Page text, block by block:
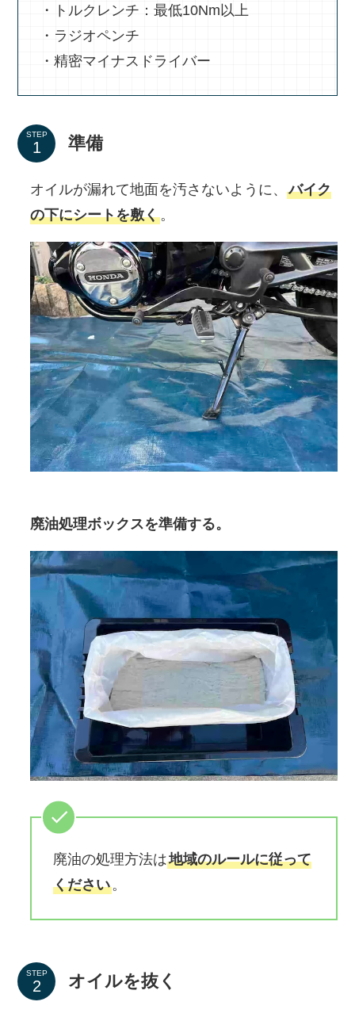
・トルクレンチ：最低10Nm以上
・ラジオペンチ
・精密マイナスドライバー
STEP 準備
オイルが漏れて地面を汚さないように、バイク
の下にシートを敷く。
廃油処理ボックスを準備する。
廃油の処理方法は地域のルールに従って
ください。
STEP オイルを抜く